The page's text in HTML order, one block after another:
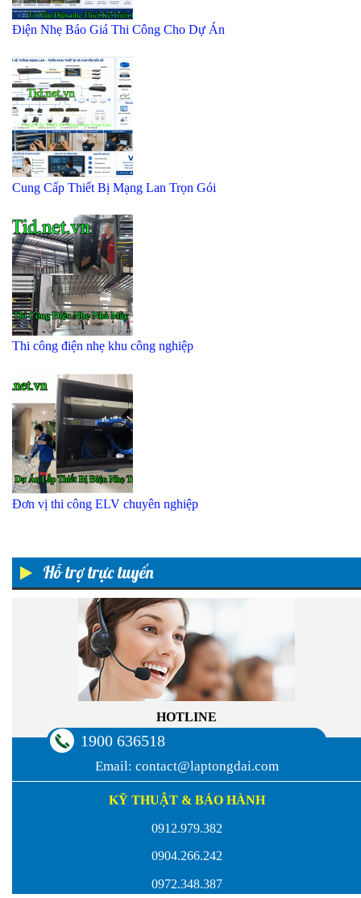
Hỗ trợ trực tuyến
HOTLINE
1900 636518
Email: contact@laptongdai.com
KỸ THUẬT & BẢO HÀNH
0912.979.382
0904.266.242
0972.348.387
Điện Nhẹ Báo Giá Thi Công Cho Dự Án
Cung Cấp Thiết Bị Mạng Lan Trọn Gói
Thi công điện nhẹ khu công nghiệp
Đơn vị thi công ELV chuyên nghiệp